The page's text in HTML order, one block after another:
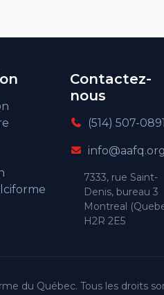
Contactez-
nous
(514) 507-0891
info@aafq.org
7333, rue Saint-
Denis, bureau 3
Montreal
H2R 2E5
du Québec. Tous les droits